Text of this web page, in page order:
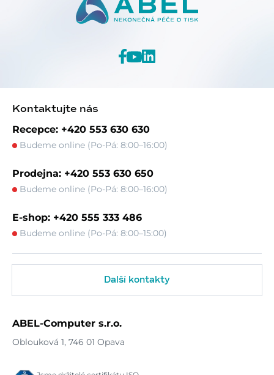
Kontaktujte nás
Recepce: +420 553 630 630
Budeme online (Po-Pá: 8:00–16:00)
Prodejna: +420 553 630 650
Budeme online (Po-Pá: 8:00–16:00)
E-shop: +420 555 333 486
Budeme online (Po-Pá: 8:00–15:00)
Další kontakty
ABEL-Computer s.r.o.
Oblouková 1, 746 01 Opava